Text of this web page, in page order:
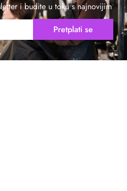
i budite u toku s najnovijim
Pretplati se